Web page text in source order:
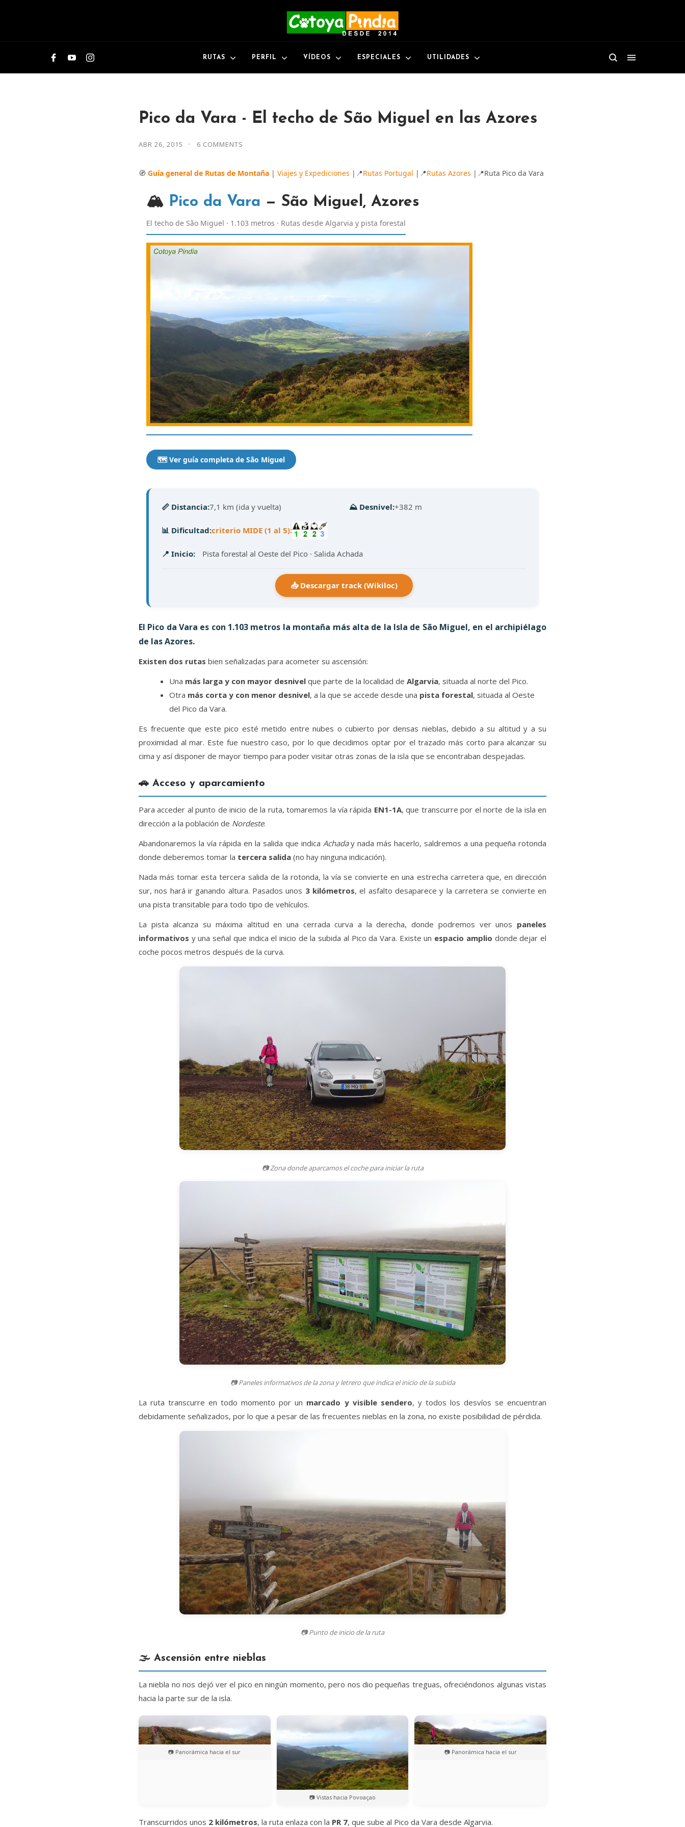
RUTAS PERFIL VÍDEOS ESPECIALES UTILIDADES
Pico da Vara - El techo de São Miguel en las Azores
ABR 26, 2015 6 COMMENTS
🧭 Guía general de Rutas de Montaña | Viajes y Expediciones |📍Rutas Portugal |📍Rutas Azores |📍Ruta Pico da Vara
🏔️ Pico da Vara — São Miguel, Azores
El techo de São Miguel · 1.103 metros · Rutas desde Algarvia y pista forestal
🗺️ Ver guía completa de São Miguel
📏 Distancia:7,1 km (ida y vuelta) ⛰️ Desnivel:+382 m
📊 Dificultad:criterio MIDE (1 al 5):
📍 Inicio: Pista forestal al Oeste del Pico · Salida Achada
📥 Descargar track (Wikiloc)
El Pico da Vara es con 1.103 metros la montaña más alta de la Isla de São Miguel, en el archipiélago
de las Azores.
Existen dos rutas bien señalizadas para acometer su ascensión:
Una más larga y con mayor desnivel que parte de la localidad de Algarvia, situada al norte del Pico.
Otra más corta y con menor desnivel, a la que se accede desde una pista forestal, situada al Oeste
del Pico da Vara.
Es frecuente que este pico esté metido entre nubes o cubierto por densas nieblas, debido a su altitud y a su
proximidad al mar. Este fue nuestro caso, por lo que decidimos optar por el trazado más corto para alcanzar su
cima y así disponer de mayor tiempo para poder visitar otras zonas de la isla que se encontraban despejadas.
🚗 Acceso y aparcamiento
Para acceder al punto de inicio de la ruta, tomaremos la vía rápida EN1-1A, que transcurre por el norte de la isla en
dirección a la población de Nordeste.
Abandonaremos la vía rápida en la salida que indica Achaday nada más hacerlo, saldremos a una pequeña rotonda
donde deberemos tomar la tercera salida (no hay ninguna indicación).
Nada más tomar esta tercera salida de la rotonda, la vía se convierte en una estrecha carretera que, en dirección
sur, nos hará ir ganando altura. Pasados unos 3 kilómetros, el asfalto desaparece y la carretera se convierte en
una pista transitable para todo tipo de vehículos.
La pista alcanza su máxima altitud en una cerrada curva a la derecha, donde podremos ver unos paneles
informativos y una señal que indica el inicio de la subida al Pico da Vara. Existe un espacio amplio donde dejar el
coche pocos metros después de la curva.
📷 Zona donde aparcamos el coche para iniciar la ruta
📷 Paneles informativos de la zona y letrero que indica el inicio de la subida
La ruta transcurre en todo momento por un marcado y visible sendero, y todos los desvíos se encuentran
debidamente señalizados, por lo que a pesar de las frecuentes nieblas en la zona, no existe posibilidad de pérdida.
📷 Punto de inicio de la ruta
🌫️ Ascensión entre nieblas
La niebla no nos dejó ver el pico en ningún momento, pero nos dio pequeñas treguas, ofreciéndonos algunas vistas
hacia la parte sur de la isla.
📷 Panorámica hacia el sur
📷 Vistas hacia Povoaçao
📷 Panorámica hacia el sur
Transcurridos unos 2 kilómetros, la ruta enlaza con la PR 7, que sube al Pico da Vara desde Algarvia.